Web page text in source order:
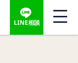
LINE相談